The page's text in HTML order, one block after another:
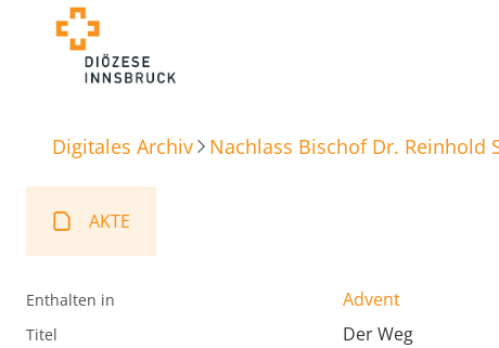
Digitales Archiv Nachlass Bischof Dr. Reinhold
AKTE
Enthalten in Advent
Titel Der Weg